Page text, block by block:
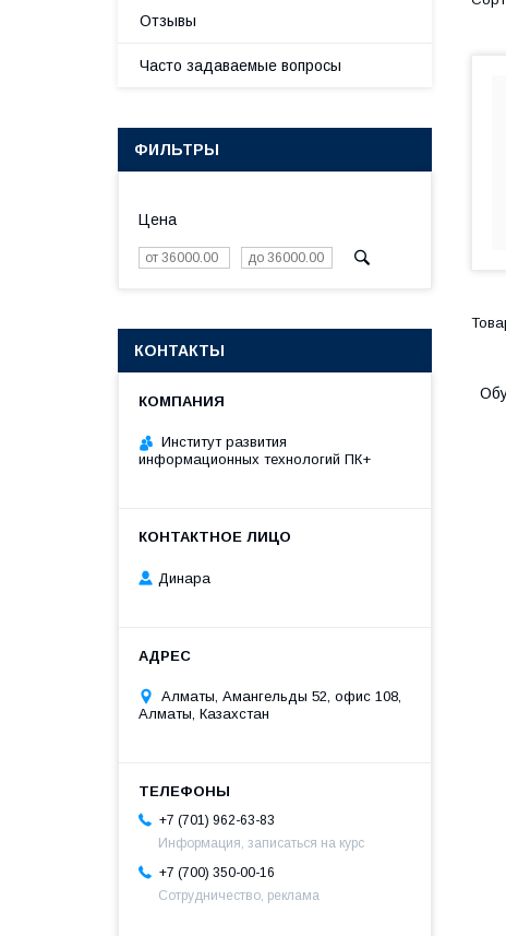
Отзывы
Часто задаваемые вопросы
ФИЛЬТРЫ
Цена
КОНТАКТЫ
Институт развития
информационных технологий ПК+
Динара
Алматы, Амангельды 52, офис 108,
Алматы, Казахстан
+7 (701) 962-63-83
Информация, записаться на курс
+7 (700) 350-00-16
Сотрудничество, реклама